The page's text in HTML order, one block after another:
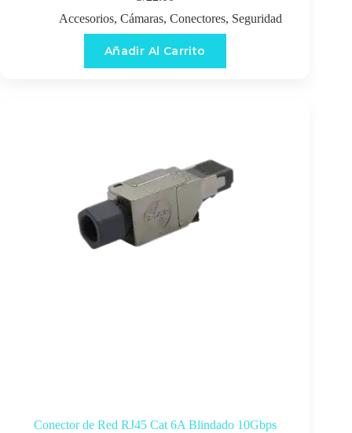
Accesorios,Cámaras,Conectores, Seguridad
Añadir Al Carrito
Conector de Red RJ45 Cat 6A Blindado 10Gbps